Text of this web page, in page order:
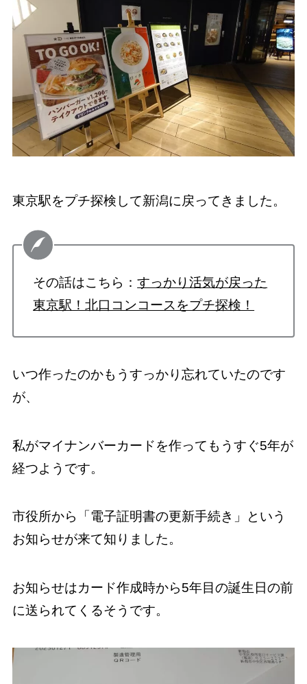
東京駅をプチ探検して新潟に戻ってきました。
その話はこちら：すっかり活気が戻った
東京駅！北口コンコースをプチ探検！
いつ作ったのかもうすっかり忘れていたのです
が、
私がマイナンバーカードを作ってもうすぐ5年が
経つようです。
市役所から「電子証明書の更新手続き」という
お知らせが来て知りました。
お知らせはカード作成時から5年目の誕生日の前
に送られてくるそうです。